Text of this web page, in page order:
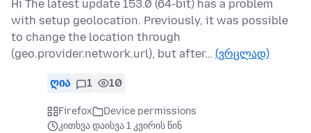
Hi The latest update 153.0 (64-bit) has a problem
with setup geolocation. Previously, it was possible
to change the location through
(geo.provider.network.url), but after… (ვრცლად)
ღია 1 10
Firefox
Device permissions
კითხვა დაისვა 1 კვირის წინ